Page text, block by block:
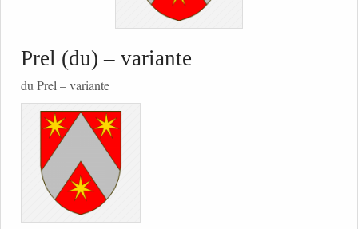
Prel (du) – variante
du Prel – variante